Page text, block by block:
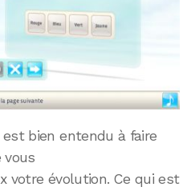
bien entendu à faire
vous
votre évolution. Ce qui est